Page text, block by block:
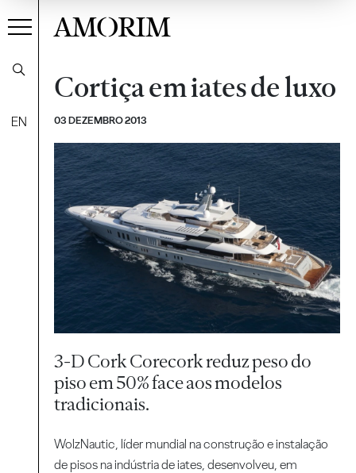
EN
AMORIM
Cortiça em iates de luxo
03 DEZEMBRO 2013
3-D Cork Corecork reduz peso do
piso em 50% face aos modelos
tradicionais.
WolzNautic, líder mundial na construção e instalação
de pisos na indústria de iates, desenvolveu, em